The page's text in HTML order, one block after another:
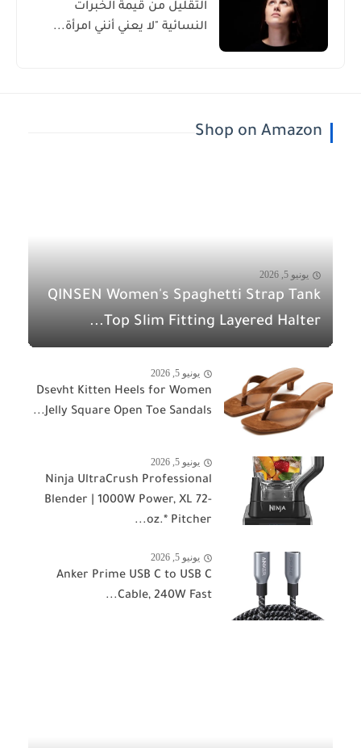
التقليل من قيمة الخبرات
النسائية "لا يعني أنني امرأة...
Shop on Amazon
يونيو 5, 2026
QINSEN Women's Spaghetti Strap Tank
Top Slim Fitting Layered Halter...
يونيو 5, 2026
Dsevht Kitten Heels for Women
Jelly Square Open Toe Sandals...
يونيو 5, 2026
Ninja UltraCrush Professional
Blender | 1000W Power, XL 72-
oz.* Pitcher...
يونيو 5, 2026
Anker Prime USB C to USB C
Cable, 240W Fast...